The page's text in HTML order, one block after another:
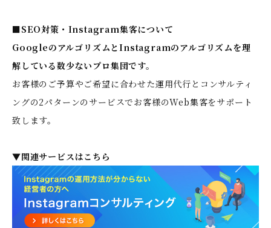
■SEO対策・Instagram集客について
GoogleのアルゴリズムとInstagramのアルゴリズムを理
解している数少ないプロ集団です。
お客様のご予算やご希望に合わせた運用代行とコンサルティ
ングの2パターンのサービスでお客様のWeb集客をサポート
致します。
▼関連サービスはこちら